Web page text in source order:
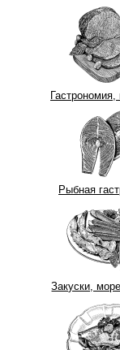
Рыбная
Закуски,